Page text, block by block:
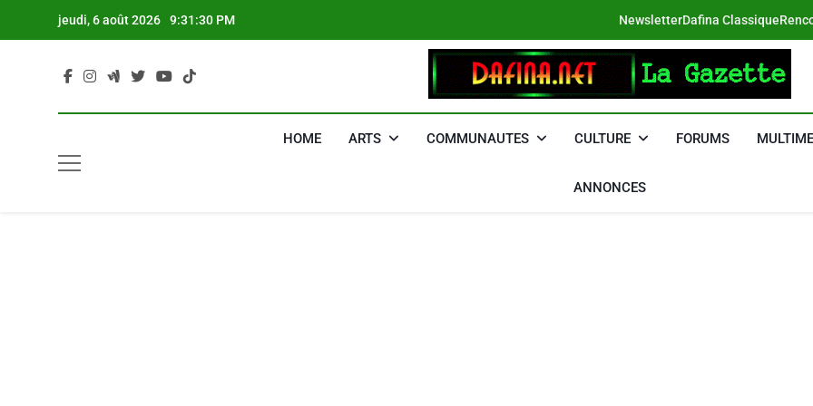
jeudi, 6 août 2026 9:31:31 PM NewsletterDafina Classique
DAFINA
HOME ARTS COMMUNAUTES CULTURE FORUMS
ANNONCES